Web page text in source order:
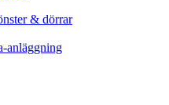
& dörrar
anläggning